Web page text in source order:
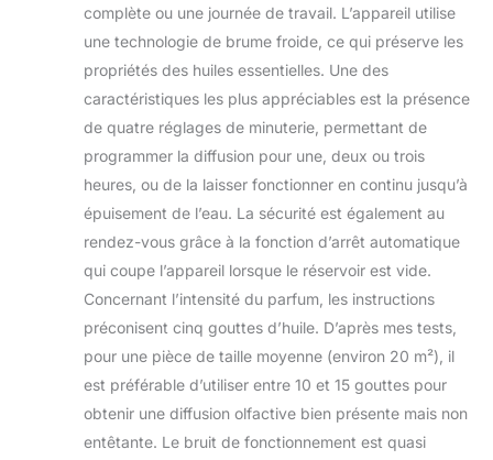
éliminez la
poussière et les
allergènes,
soulagez le stress
et profitez d'une
relaxation profonde.
【Achat 100 % sans
diffuseurs ont une
garantie d'un an et
une garantie de
remboursement de
service après-vente
à vie. Si vous n'êtes
pas 100 % satisfait
de la performance
de nos produits,
nous vous
promettons de
complète ou une journée de travail. L’appareil utilise
une technologie de brume froide, ce qui préserve les
propriétés des huiles essentielles. Une des
caractéristiques les plus appréciables est la présence
de quatre réglages de minuterie, permettant de
programmer la diffusion pour une, deux ou trois
heures, ou de la laisser fonctionner en continu jusqu’à
épuisement de l’eau. La sécurité est également au
rendez-vous grâce à la fonction d’arrêt automatique
qui coupe l’appareil lorsque le réservoir est vide.
Concernant l’intensité du parfum, les instructions
préconisent cinq gouttes d’huile. D’après mes tests,
pour une pièce de taille moyenne (environ 20 m²), il
est préférable d’utiliser entre 10 et 15 gouttes pour
obtenir une diffusion olfactive bien présente mais non
entêtante. Le bruit de fonctionnement est quasi